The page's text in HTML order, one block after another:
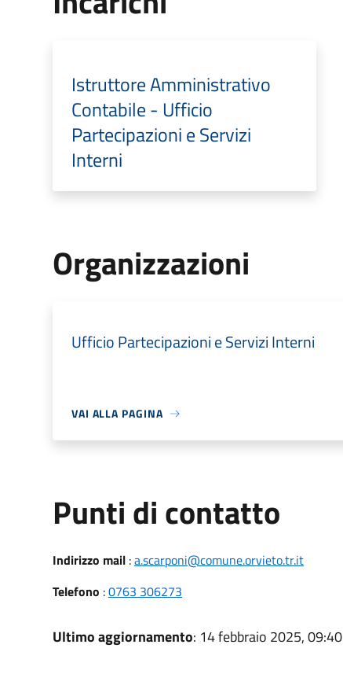
Istruttore Amministrativo
Contabile - Ufficio
Partecipazioni e Servizi
Interni
Organizzazioni
Ufficio Partecipazioni e Servizi Interni
VAI ALLA PAGINA
Punti di contatto
Indirizzo mail:a.scarponi@comune.orvieto.tr.it
Telefono :0763 306273
Ultimo aggiornamento: 14 febbraio 2025, 09:40